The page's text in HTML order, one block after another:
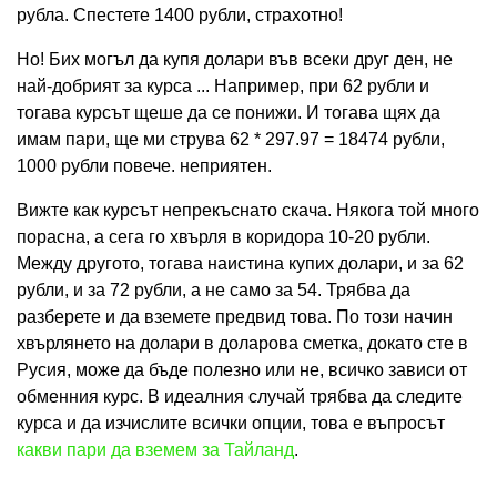
рубла. Спестете 1400 рубли, страхотно!
Но! Бих могъл да купя долари във всеки друг ден, не
най-добрият за курса ... Например, при 62 рубли и
тогава курсът щеше да се понижи. И тогава щях да
имам пари, ще ми струва 62 * 297.97 = 18474 рубли,
1000 рубли повече. неприятен.
Вижте как курсът непрекъснато скача. Някога той много
порасна, а сега го хвърля в коридора 10-20 рубли.
Между другото, тогава наистина купих долари, и за 62
рубли, и за 72 рубли, а не само за 54. Трябва да
разберете и да вземете предвид това. По този начин
хвърлянето на долари в доларова сметка, докато сте в
Русия, може да бъде полезно или не, всичко зависи от
обменния курс. В идеалния случай трябва да следите
курса и да изчислите всички опции, това е въпросът
какви пари да вземем за Тайланд.